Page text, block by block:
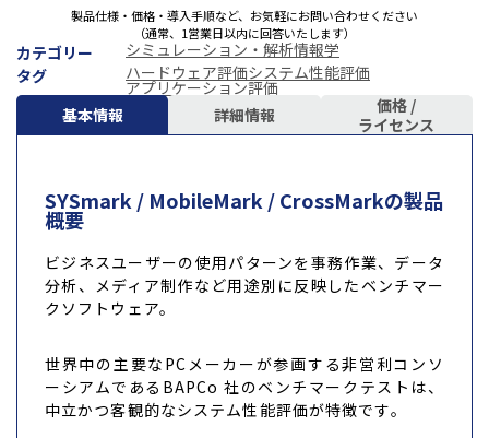
製品仕様・価格・導入手順など、お気軽にお問い合わせください
（通常、1営業日以内に回答いたします）
カテゴリー シミュレーション・解析情報学
タグ
ハードウェア評価システム性能評価
アプリケーション評価
基本情報
詳細情報
価格 /
ライセンス
SYSmark / MobileMark / CrossMarkの製品
概要
ビジネスユーザーの使用パターンを事務作業、データ
分析、メディア制作など用途別に反映したベンチマー
クソフトウェア。
世界中の主要なPCメーカーが参画する非営利コンソ
ーシアムであるBAPCo 社のベンチマークテストは、
中立かつ客観的なシステム性能評価が特徴です。